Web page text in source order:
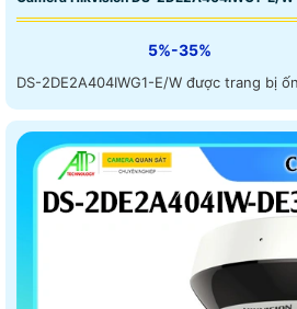
5%-35%
DS-2DE2A404IWG1-E/W được trang bị